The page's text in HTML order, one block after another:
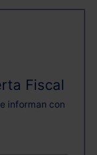
Fiscal
informan con